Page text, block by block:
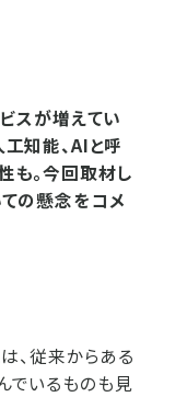
スが増えてい
知能、AIと呼
も。今回取材し
の懸念をコメ
、従来からある
でいるものも見